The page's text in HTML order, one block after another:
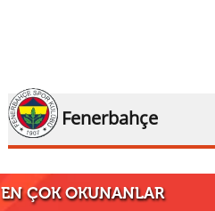
Fenerbahçe
EN ÇOK OKUNANLAR